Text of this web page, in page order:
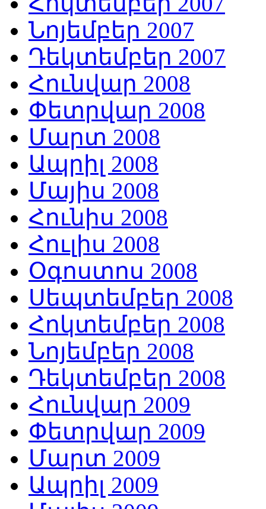
Նոյեմբեր 2007
Դեկտեմբեր 2007
Հունվար 2008
Փետրվար 2008
Մարտ 2008
Ապրիլ 2008
Մայիս 2008
Հունիս 2008
Հուլիս 2008
Օգոստոս 2008
Սեպտեմբեր 2008
Հոկտեմբեր 2008
Նոյեմբեր 2008
Դեկտեմբեր 2008
Հունվար 2009
Փետրվար 2009
Մարտ 2009
Ապրիլ 2009